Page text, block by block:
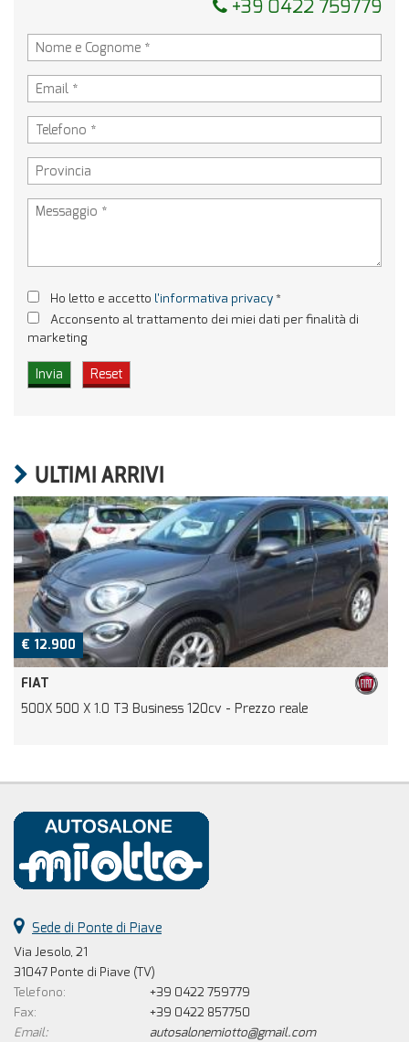
+39 0422 759779
Ho letto e accetto l'informativa privacy*
Acconsento al trattamento dei miei dati per finalità di
marketing
ULTIMI ARRIVI
€ 12.900
FIAT
500X 500 X 1.0 T3 Business 120cv - Prezzo reale
Sede di Ponte di Piave
Via Jesolo, 21
31047 Ponte di Piave (TV)
Telefono:
+39 0422 759779
Fax:
+39 0422 857750
Email:
autosalonemiotto@gmail.com